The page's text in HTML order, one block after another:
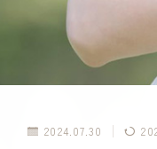
2024.07.30